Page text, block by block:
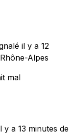
il y a 12
Alpes
mal
y a 13 minutes de